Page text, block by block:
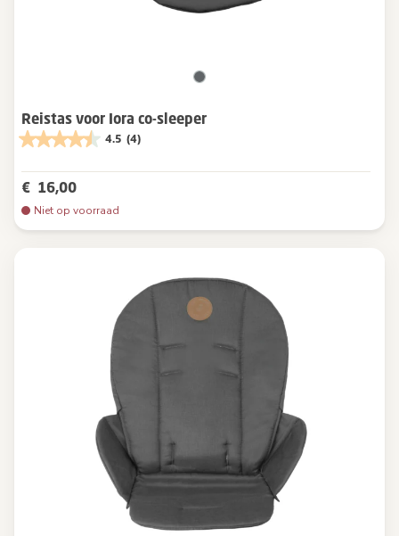
Reistas voor Iora co-sleeper
4.5 (4)
€ 16,00
Niet op voorraad